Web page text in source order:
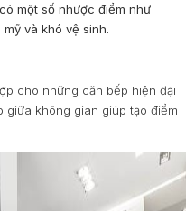
một số nhược điểm như
và khó vệ sinh.
cho những căn bếp hiện đại
không gian giúp tạo điểm